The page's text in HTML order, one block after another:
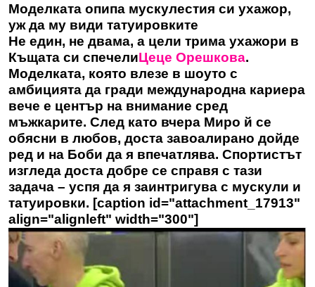
Моделката опипа мускулестия си ухажор,
уж да му види татуировките
Не един, не двама, а цели трима ухажори в
Къщата си спечелиЦеце Орешкова.
Моделката, която влезе в шоуто с
амбицията да гради международна кариера
вече е център на внимание сред
мъжкарите. След като вчера Миро й се
обясни в любов, доста завоалирано дойде
ред и на Боби да я впечатлява. Спортистът
изгледа доста добре се справя с тази
задача – успя да я заинтригува с мускули и
татуировки. [caption id="attachment_17913"
align="alignleft" width="300"]